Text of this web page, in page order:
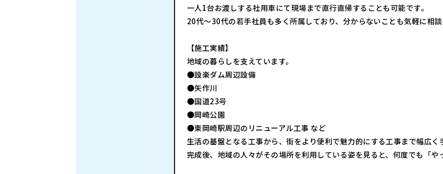
一人1台お渡しする社用車にて現場まで直行直帰することも可能です。
20代～30代の若手社員も多く所属しており、分からないことも気軽に相
【施工実績】
地域の暮らしを支えています。
●設楽ダム周辺設備
●矢作川
●国道23号
●岡崎公園
●東岡崎駅周辺のリニューアル工事 など
生活の基盤となる工事から、街をより便利で魅力的にする工事まで幅広く
完成後、地域の人々がその場所を利用している姿を見ると、何度でも「